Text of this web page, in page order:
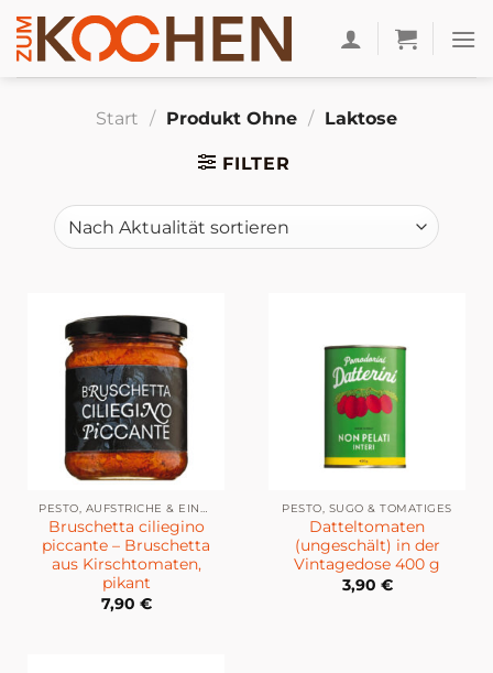
Zum
Inhalt
springen
Start / Produkt Ohne / Laktose
FILTER
PESTO, AUFSTRICHE & EINGELEGTES
Bruschetta ciliegino
piccante – Bruschetta
aus Kirschtomaten,
pikant
7,90 €
PESTO, SUGO & TOMATIGES
Datteltomaten
(ungeschält) in der
Vintagedose 400 g
3,90 €